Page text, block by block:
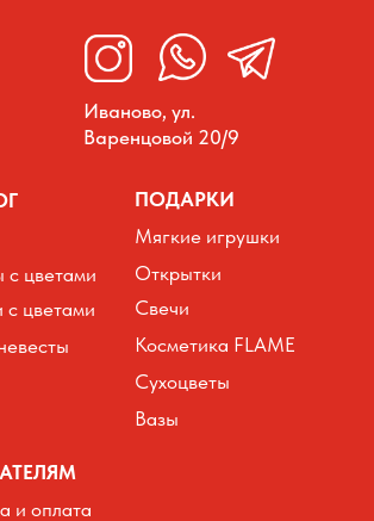
Иваново, ул.
Варенцовой 20/9
ПОДАРКИ
с цветами
с цветами
Мягкие игрушки
Открытки
Свечи
Сухоцветы
Вазы
Косметика FLAME
и оплата